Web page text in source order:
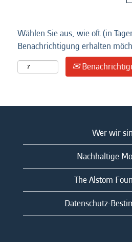
Wählen Sie aus, wie oft (in
Benachrichtigung erhalten
Wer wir
Nachhaltige
The Alstom
Datenschutz-